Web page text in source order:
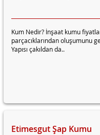
Kum Nedir? İnşaat kumu
parçacıklarından oluşumunu
Yapısı çakıldan da..
Etimesgut Şap Kumu